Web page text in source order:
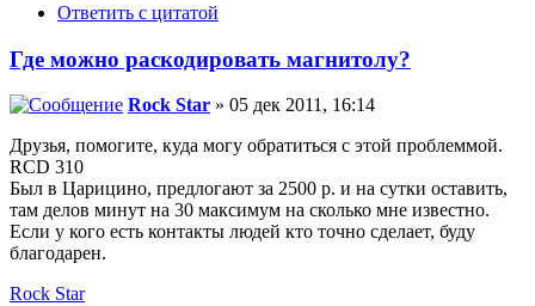
Ответить с цитатой
Где можно раскодировать магнитолу?
Rock Star » 05 дек 2011, 16:14
Друзья, помогите, куда могу обратиться с этой проблеммой.
RCD 310
Был в Царицино, предлогают за 2500 р. и на сутки оставить,
там делов минут на 30 максимум на сколько мне известно.
Если у кого есть контакты людей кто точно сделает, буду
благодарен.
Rock Star